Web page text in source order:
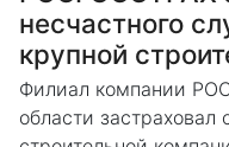
несчастного
крупной
Филиал компании
области застраховал